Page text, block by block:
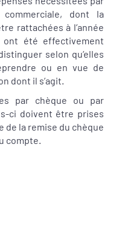
commerciale, dont la
rattachées à l’année
été effectivement
selon qu’elles
ou en vue de
dont il s’agit.
par chèque ou par
ci doivent être prises
de la remise du chèque
compte.